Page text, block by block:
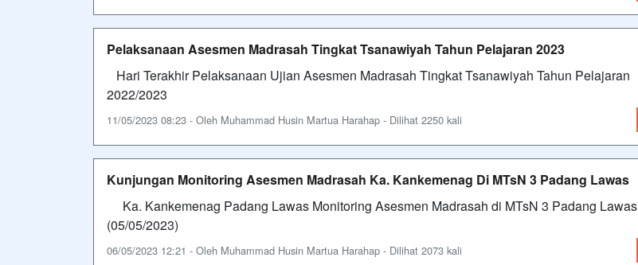
Pelaksanaan Asesmen Madrasah Tingkat Tsanawiyah Tahun Pelajaran 2023
Hari Terakhir Pelaksanaan Ujian Asesmen Madrasah Tingkat Tsanawiyah Tahun Pelajaran
2022/2023
11/05/2023 08:23 - Oleh Muhammad Husin Martua Harahap - Dilihat 2250 kali
Kunjungan Monitoring Asesmen Madrasah Ka. Kankemenag Di MTsN 3 Padang Lawas
Ka. Kankemenag Padang Lawas Monitoring Asesmen Madrasah di MTsN 3 Padang Lawas
(05/05/2023)
06/05/2023 12:21 - Oleh Muhammad Husin Martua Harahap - Dilihat 2073 kali